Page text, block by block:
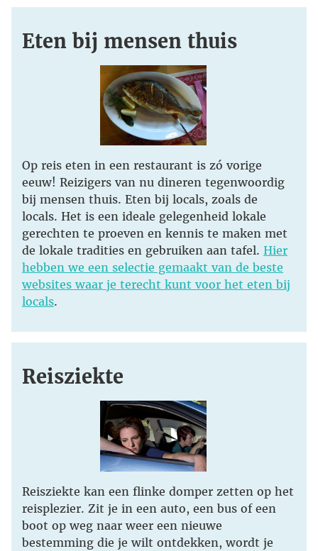
Eten bij mensen thuis
Op reis eten in een restaurant is zó vorige
eeuw! Reizigers van nu dineren tegenwoordig
bij mensen thuis. Eten bij locals, zoals de
locals. Het is een ideale gelegenheid lokale
gerechten te proeven en kennis te maken met
de lokale tradities en gebruiken aan tafel. Hier
hebben we een selectie gemaakt van de beste
websites waar je terecht kunt voor het eten bij
locals.
Reisziekte
Reisziekte kan een flinke domper zetten op het
reisplezier. Zit je in een auto, een bus of een
boot op weg naar weer een nieuwe
bestemming die je wilt ontdekken, wordt je